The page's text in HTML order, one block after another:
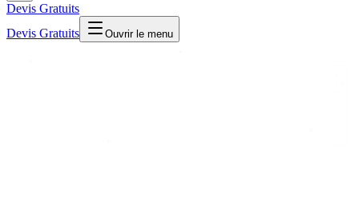
Devis Gratuits
Devis Gratuits
Ouvrir le menu